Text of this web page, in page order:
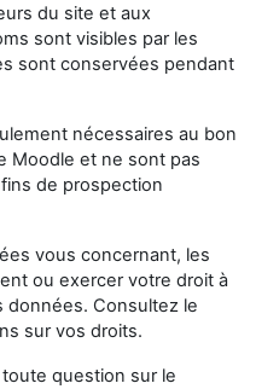
du site et aux
sont visibles par les
sont conservées pendant
nécessaires au bon
Moodle et ne sont pas
de prospection
vous concernant, les
ou exercer votre droit à
données. Consultez le
sur vos droits.
question sur le